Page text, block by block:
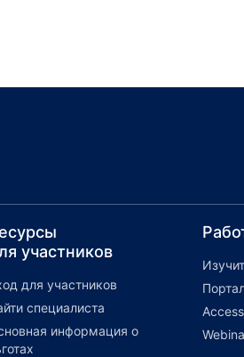
участников
для участников
специалиста
информация о